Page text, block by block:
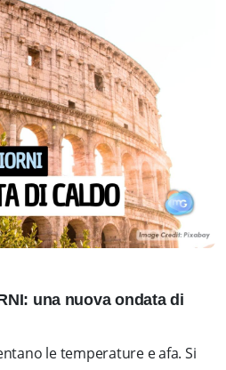
una nuova ondata di
le temperature e afa. Si